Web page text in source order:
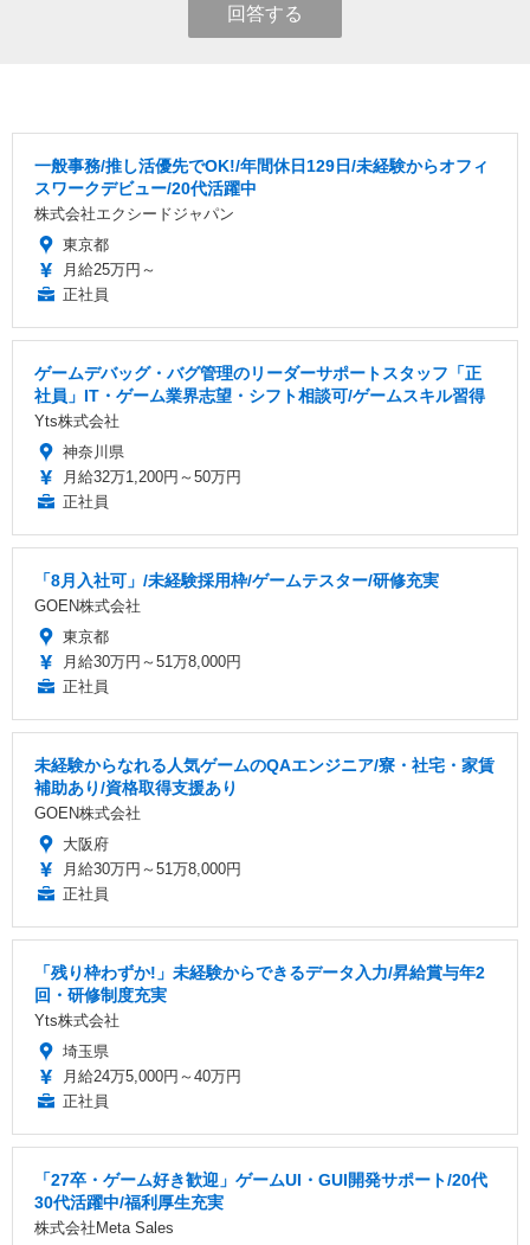
回答する
一般事務/推し活優先でOK!/年間休日129日/未経験からオフィ
スワークデビュー/20代活躍中
株式会社エクシードジャパン
東京都
月給25万円～
正社員
ゲームデバッグ・バグ管理のリーダーサポートスタッフ「正
社員」IT・ゲーム業界志望・シフト相談可/ゲームスキル習得
Yts株式会社
神奈川県
月給32万1,200円～50万円
正社員
「8月入社可」/未経験採用枠/ゲームテスター/研修充実
GOEN株式会社
東京都
月給30万円～51万8,000円
正社員
未経験からなれる人気ゲームのQAエンジニア/寮・社宅・家賃
補助あり/資格取得支援あり
GOEN株式会社
大阪府
月給30万円～51万8,000円
正社員
「残り枠わずか!」未経験からできるデータ入力/昇給賞与年2
回・研修制度充実
Yts株式会社
埼玉県
月給24万5,000円～40万円
正社員
「27卒・ゲーム好き歓迎」ゲームUI・GUI開発サポート/20代
30代活躍中/福利厚生充実
株式会社Meta Sales